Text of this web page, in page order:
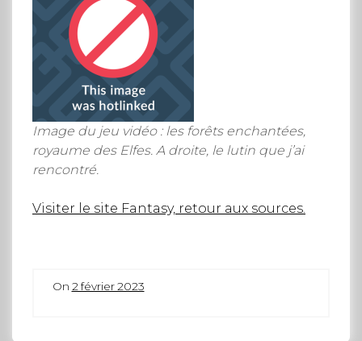
Image du jeu vidéo : les forêts enchantées,
royaume des Elfes. A droite, le lutin que j’ai
rencontré.
Visiter le site Fantasy, retour aux sources.
On 2 février 2023